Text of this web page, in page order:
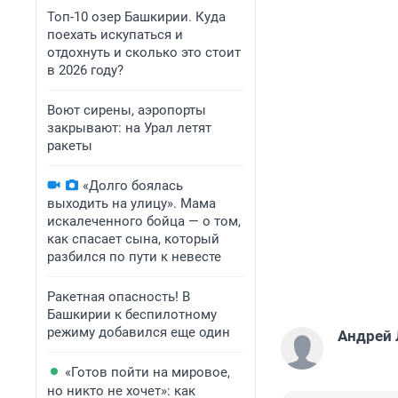
Топ-10 озер Башкирии. Куда
поехать искупаться и
отдохнуть и сколько это стоит
в 2026 году?
Воют сирены, аэропорты
закрывают: на Урал летят
ракеты
«Долго боялась
выходить на улицу». Мама
искалеченного бойца — о том,
как спасает сына, который
разбился по пути к невесте
Ракетная опасность! В
Башкирии к беспилотному
режиму добавился еще один
«Готов пойти на мировое,
но никто не хочет»: как
Андрей